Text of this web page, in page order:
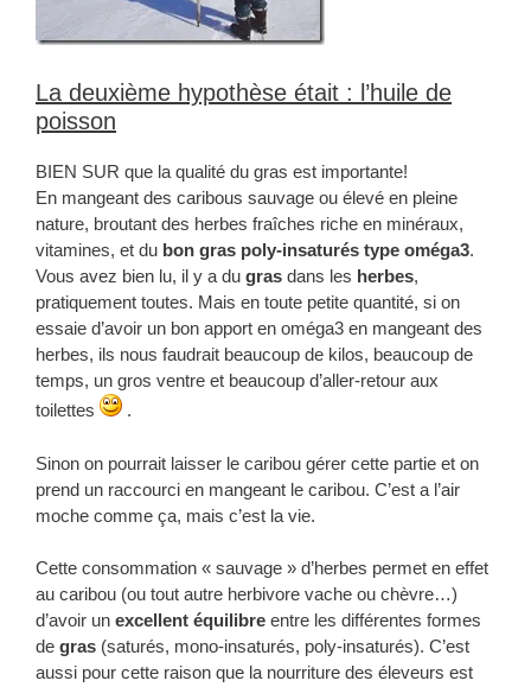
La deuxième hypothèse était : l’huile de
poisson
BIEN SUR que la qualité du gras est importante!
En mangeant des caribous sauvage ou élevé en pleine
nature, broutant des herbes fraîches riche en minéraux,
vitamines, et du bon gras poly-insaturés type oméga3.
Vous avez bien lu, il y a du gras dans les herbes,
pratiquement toutes. Mais en toute petite quantité, si on
essaie d’avoir un bon apport en oméga3 en mangeant des
herbes, ils nous faudrait beaucoup de kilos, beaucoup de
temps, un gros ventre et beaucoup d’aller-retour aux
toilettes
.
Sinon on pourrait laisser le caribou gérer cette partie et on
prend un raccourci en mangeant le caribou. C’est a l’air
moche comme ça, mais c’est la vie.
Cette consommation « sauvage » d’herbes permet en effet
au caribou (ou tout autre herbivore vache ou chèvre…)
d’avoir un excellent équilibre entre les différentes formes
de gras (saturés, mono-insaturés, poly-insaturés). C’est
aussi pour cette raison que la nourriture des éleveurs est